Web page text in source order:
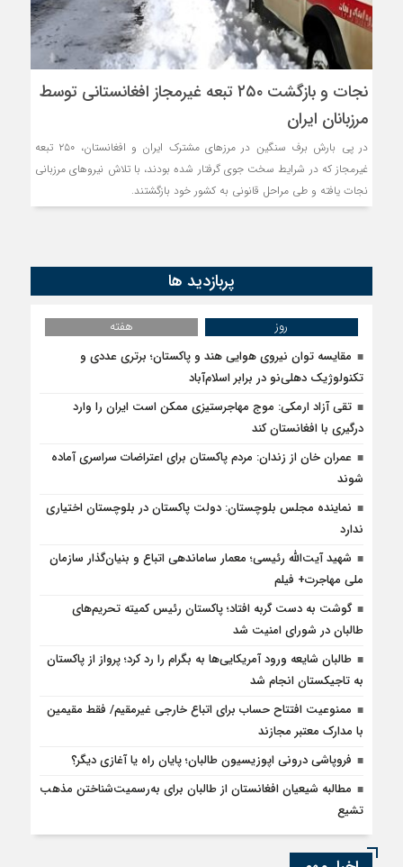
نجات و بازگشت ۲۵۰ تبعه غیرمجاز افغانستانی توسط
مرزبانان ایران
در پی بارش برف سنگین در مرزهای مشترک ایران و افغانستان، ۲۵۰ تبعه
غیرمجاز که در شرایط سخت جوی گرفتار شده بودند، با تلاش نیروهای مرزبانی
نجات یافته و طی مراحل قانونی به کشور خود بازگشتند.
پربازدید ها
روز
هفته
مقایسه توان نیروی هوایی هند و پاکستان؛ برتری عددی و
تکنولوژیک دهلی‌نو در برابر اسلام‌آباد
تقی آزاد ارمکی: موج مهاجرستیزی ممکن است ایران را وارد
درگیری با افغانستان کند
عمران خان از زندان: مردم پاکستان برای اعتراضات سراسری آماده
شوند
نماینده مجلس بلوچستان: دولت پاکستان در بلوچستان اختیاری
ندارد
شهید آیت‌الله رئیسی؛ معمار ساماندهی اتباع و بنیان‌گذار سازمان
ملی مهاجرت+ فیلم
گوشت به دست گربه افتاد؛ پاکستان رئیس کمیته تحریم‌های
طالبان در شورای امنیت شد
طالبان شایعه ورود آمریکایی‌ها به بگرام را رد کرد؛ پرواز از پاکستان
به تاجیکستان انجام شد
ممنوعیت افتتاح حساب برای اتباع خارجی غیرمقیم/ فقط مقیمین
با مدارک معتبر مجازند
فروپاشی درونی اپوزیسیون طالبان؛ پایان راه یا آغازی دیگر؟
مطالبه شیعیان افغانستان از طالبان برای به‌رسمیت‌شناختن مذهب
تشیع